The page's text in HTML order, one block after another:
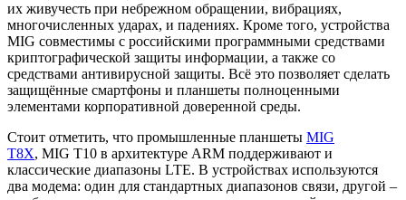
их живучесть при небрежном обращении, вибрациях,
многочисленных ударах, и падениях. Кроме того, устройства
MIG совместимы с российскими программными средствами
криптографической защиты информации, а также со
средствами антивирусной защиты. Всё это позволяет сделать
защищённые смартфоны и планшеты полноценными
элементами корпоративной доверенной среды.
Стоит отметить, что промышленные планшеты MIG
T8X, MIG T10 в архитектуре ARM поддерживают и
классические диапазоны LTE. В устройствах используются
два модема: один для стандартных диапазонов связи, другой –